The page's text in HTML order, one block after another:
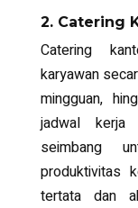
2. Catering
Catering
karyawan
mingguan,
jadwal kerja
seimbang
produktivitas
tertata dan